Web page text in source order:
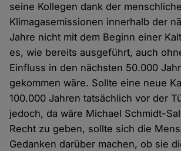
seine Kollegen dank der
Klimagasemissionen innerhalb der
Jahre nicht mit dem Beginn einer
es, wie bereits ausgeführt, auch
Einfluss in den nächsten 50.000
gekommen wäre. Sollte eine neue
100.000 Jahren tatsächlich vor der
jedoch, da wäre Michael Schmidt-
Recht zu geben, sollte sich die
Gedanken darüber machen, ob sie